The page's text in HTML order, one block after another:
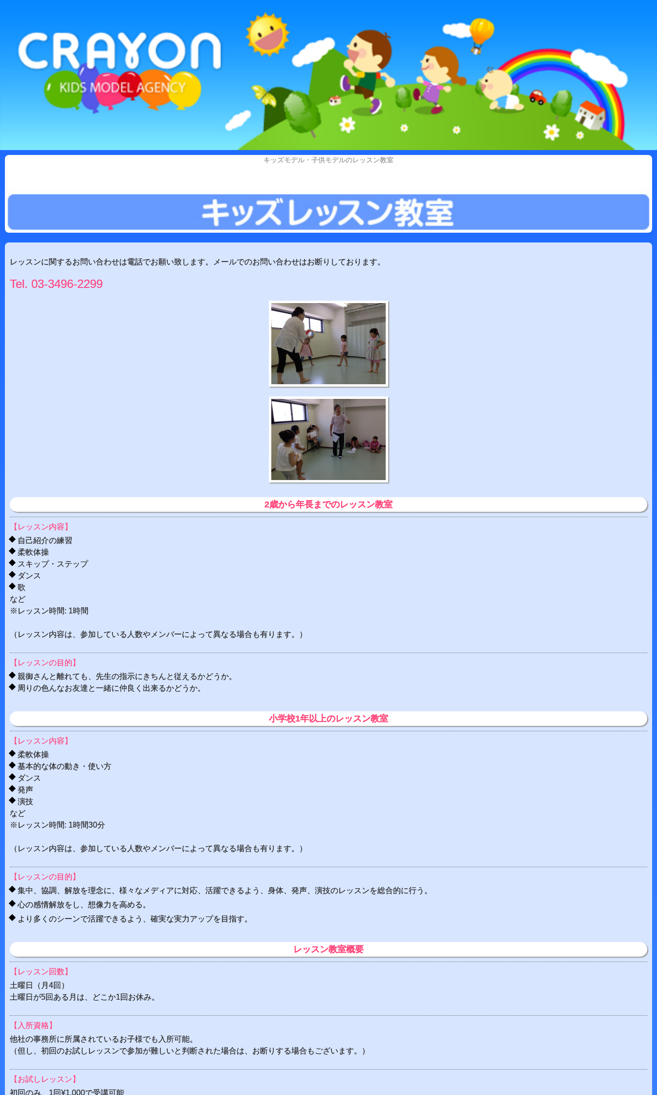
キッズモデル・子供モデルのレッスン教室
レッスンに関するお問い合わせは電話でお願い致します。メールでのお問い合わせはお断りしております。
Tel. 03-3496-2299
2歳から年長までのレッスン教室
【レッスン内容】
自己紹介の練習
柔軟体操
スキップ・ステップ
ダンス
歌
など
※レッスン時間: 1時間
（レッスン内容は、参加している人数やメンバーによって異なる場合も有ります。）
【レッスンの目的】
親御さんと離れても、先生の指示にきちんと従えるかどうか。
周りの色んなお友達と一緒に仲良く出来るかどうか。
小学校1年以上のレッスン教室
【レッスン内容】
柔軟体操
基本的な体の動き・使い方
ダンス
発声
演技
など
※レッスン時間: 1時間30分
（レッスン内容は、参加している人数やメンバーによって異なる場合も有ります。）
【レッスンの目的】
集中、協調、解放を理念に、様々なメディアに対応、活躍できるよう、身体、発声、演技のレッスンを総合的に行う。
心の感情解放をし、想像力を高める。
より多くのシーンで活躍できるよう、確実な実力アップを目指す。
レッスン教室概要
【レッスン回数】
土曜日（月4回）
土曜日が5回ある月は、どこか1回お休み。
【入所資格】
他社の事務所に所属されているお子様でも入所可能。
（但し、初回のお試しレッスンで参加が難しいと判断された場合は、お断りする場合もございます。）
【お試しレッスン】
初回のみ、1回¥1,000で受講可能